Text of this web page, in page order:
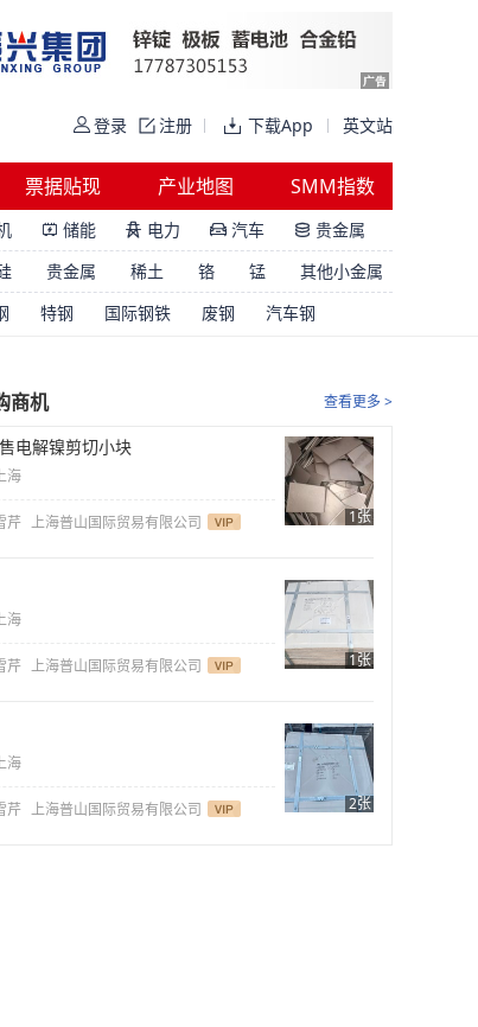
登录 注册 下载App 英文站
票据贴现 产业地图 SMM指数
 储能  电力  汽车  贵金属
贵金属 稀土 铬 锰
其他小金属
特钢 国际钢铁 废钢 汽车钢
商机 查看更多 >
电解镍剪切小块
海
芹 上海普山国际贸易有限公司 1张
海
芹 上海普山国际贸易有限公司 1张
海
芹 上海普山国际贸易有限公司 2张